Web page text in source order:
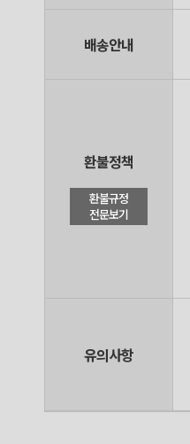
배송안내
환불정책
환불규정
전문보기
유의사항